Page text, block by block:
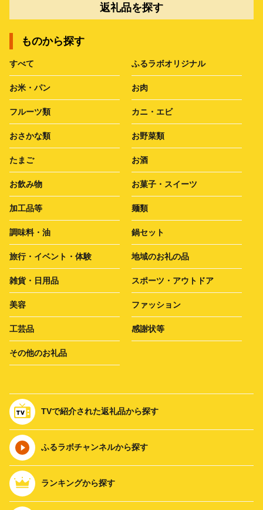
返礼品を探す
ものから探す
すべて ふるラボオリジナル
お米・パン お肉
フルーツ類 カニ・エビ
おさかな類 お野菜類
たまご お酒
お飲み物 お菓子・スイーツ
加工品等 麺類
調味料・油 鍋セット
旅行・イベント・体験 地域のお礼の品
雑貨・日用品 スポーツ・アウトドア
美容 ファッション
工芸品 感謝状等
その他のお礼品
TVで紹介された返礼品から探す
ふるラボチャンネルから探す
ランキングから探す